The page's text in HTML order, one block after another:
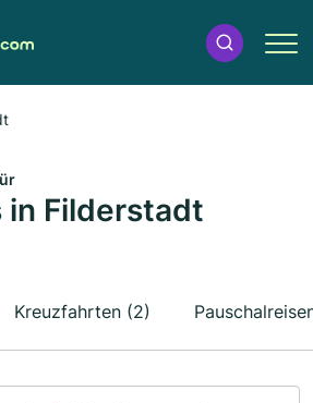
in Filderstadt
Kreuzfahrten (2)